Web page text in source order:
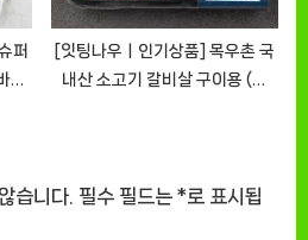
퍼
[잇팅나우ㅣ인기상품] 목우촌 국
내산 소고기 갈비살 구이용 (냉
습니다. 필수 필드는 *로 표시됩